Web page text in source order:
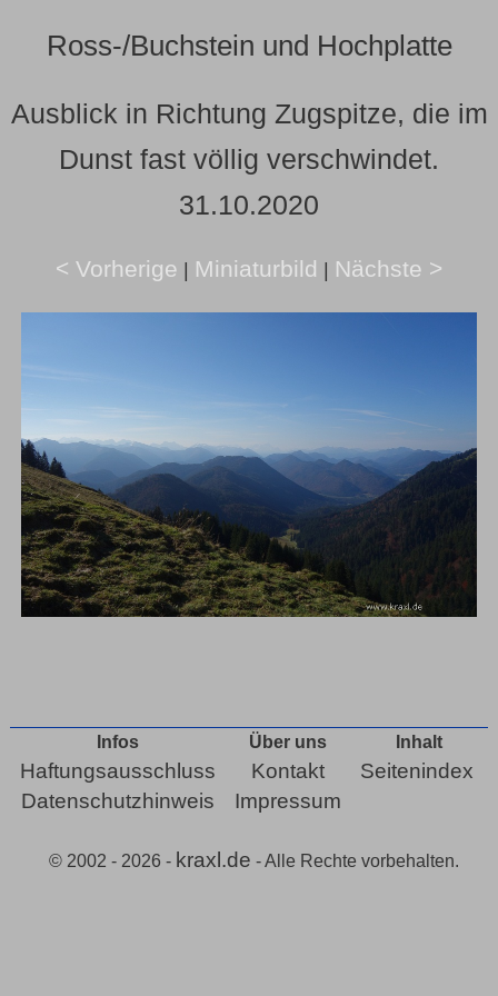
Ross-/Buchstein und Hochplatte
Ausblick in Richtung Zugspitze, die im
Dunst fast völlig verschwindet.
31.10.2020
< Vorherige | Miniaturbild | Nächste >
Infos
Haftungsausschluss
Datenschutzhinweis
Über uns
Kontakt
Impressum
Inhalt
Seitenindex
© 2002 - 2026 - kraxl.de - Alle Rechte vorbehalten.